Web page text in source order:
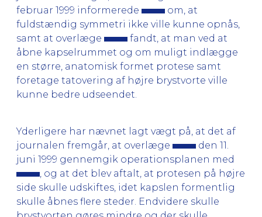
februar 1999 informerede
om, at
fuldstændig symmetri ikke ville kunne opnås,
samt at overlæge
fandt, at man ved at
åbne kapselrummet og om muligt indlægge
en større, anatomisk formet protese samt
foretage tatovering af højre brystvorte ville
kunne bedre udseendet.
Yderligere har nævnet lagt vægt på, at det af
journalen fremgår, at overlæge
den 11.
juni 1999 gennemgik operationsplanen med
, og at det blev aftalt, at protesen på højre
side skulle udskiftes, idet kapslen formentlig
skulle åbnes flere steder. Endvidere skulle